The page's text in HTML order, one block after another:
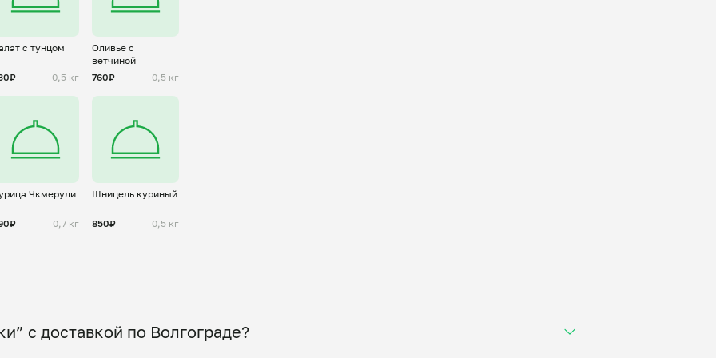
с тунцом
0,5 кг
Оливье с
ветчиной
760₽
0,5 кг
Чкмерули
0,7 кг
Шницель куриный
850₽ 0,5 кг
с доставкой по Волгограде?